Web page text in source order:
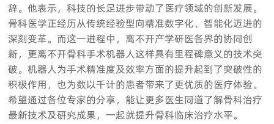
辞。他表示，科技的长足进步带动了医疗领域的创新发展。
骨科医学正经历从传统经验型向精准数字化、智能化迈进的
深刻变革。而这一进程中，离不开产学研医各界的协同创
新，更离不开骨科手术机器人这样具有里程碑意义的技术突
破。机器人为手术精准度及效率方面的提升起到了突破性的
积极作用，也为数以千计的患者带来了更优质的医疗体验。
希望通过各位专家的分享，能让更多医生同道了解骨科治疗
最新技术及研究成果，一起就提升骨科临床治疗水平。